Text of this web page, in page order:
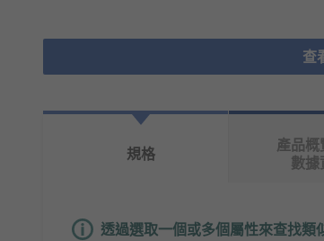
查
規格
產品
數據
透過選取一個或多個屬性來查找類